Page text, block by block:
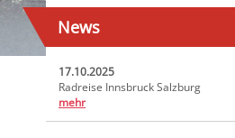
News
17.10.2025
Radreise Innsbruck Salzburg
mehr